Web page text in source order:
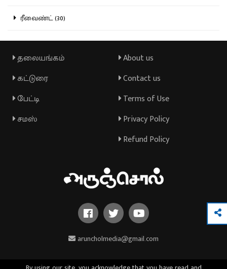
ரீவைண்ட் (30)
தலையங்கம்
கட்டுரை
பேட்டி
சமஸ்
About us
Contact us
Terms of Use
Privacy Policy
Refund Policy
aruncholmedia@gmail.com